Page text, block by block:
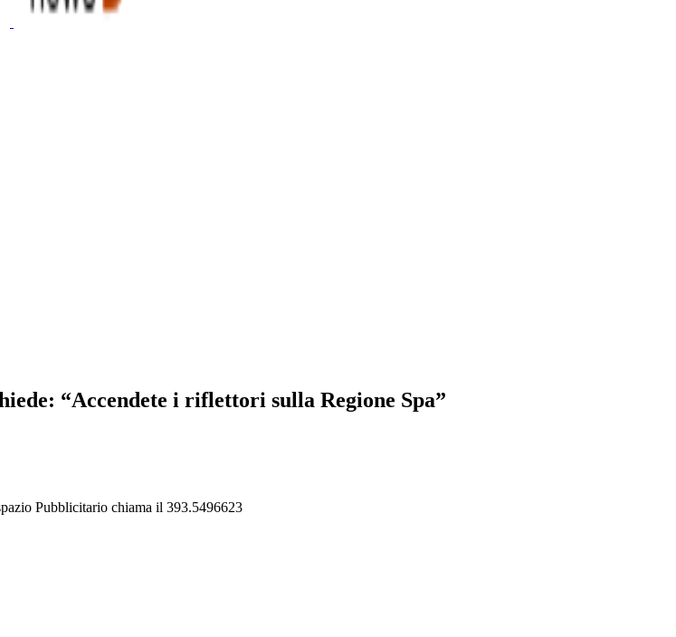
“Accendete i riflettori sulla Regione Spa”
Pubblicitario chiama il 393.5496623